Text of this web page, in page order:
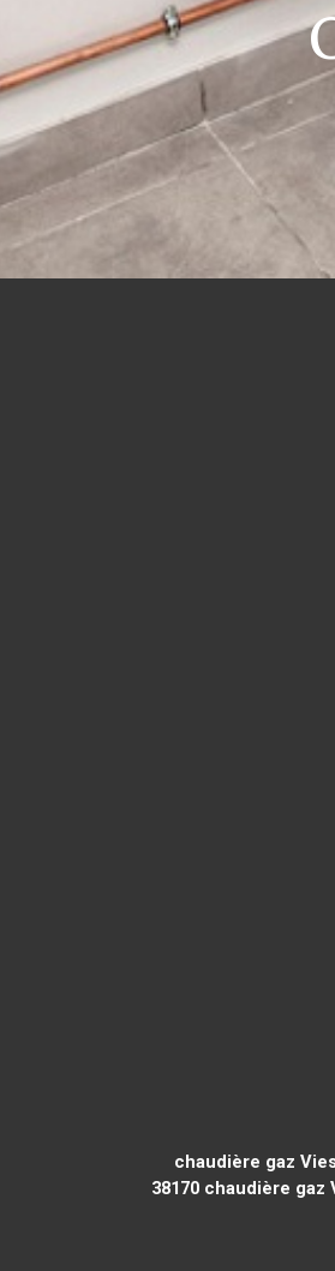
chaudière gaz
38170 chaudière gaz